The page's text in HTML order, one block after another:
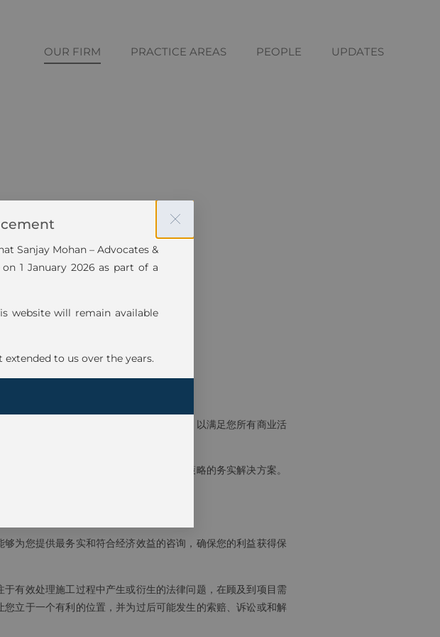
OUR FIRM PRACTICE AREAS PEOPLE UPDATES
提供全方位、专业和最佳性价比的服务，以满足您所有商业活
个度身定制，并且符合您的商业目标和策略的务实解决方案。
您的业务开拓和发展贡献力量。
一环。
为您提供最务实和符合经济效益的咨询，确保您的利益获得保
有效处理施工过程中产生或衍生的法律问题，在顾及到项目需
立于一个有利的位置，并为过后可能发生的索赔、诉讼或和解
Sanjay Mohan – Advocates &
1 January 2026 as part of a
website will remain available
to us over the years.